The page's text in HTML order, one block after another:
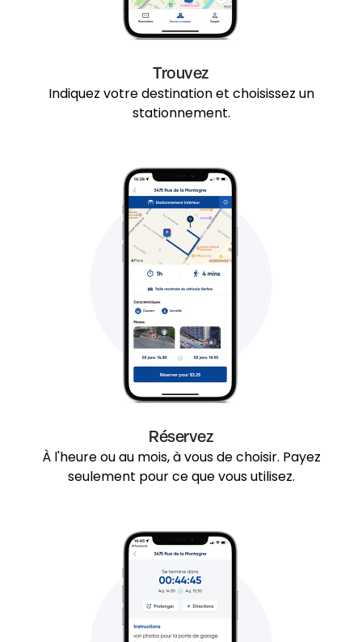
Trouvez
Indiquez votre destination et choisissez un
stationnement.
Réservez
À l'heure ou au mois, à vous de choisir. Payez
seulement pour ce que vous utilisez.